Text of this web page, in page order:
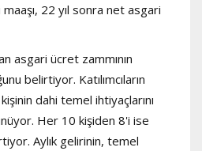
22 yıl sonra net asgari
asgari ücret zammının
belirtiyor. Katılımcıların
dahi temel ihtiyaçlarını
Her 10 kişiden 8'i ise
Aylık gelirinin, temel